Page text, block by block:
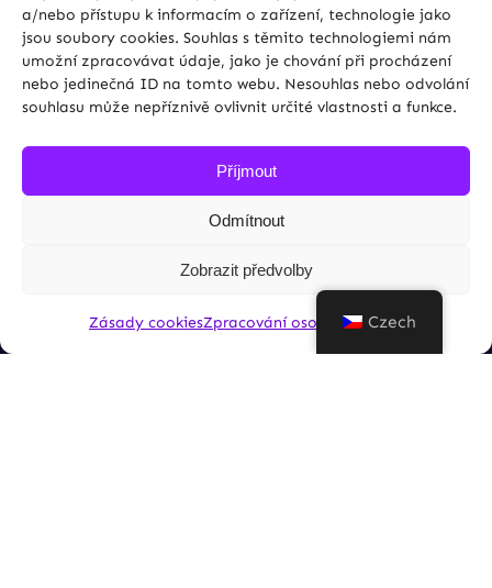
a/nebo přístupu k informacím o zařízení, technologie jako
jsou soubory cookies. Souhlas s těmito technologiemi nám
umožní zpracovávat údaje, jako je chování při procházení
nebo jedinečná ID na tomto webu. Nesouhlas nebo odvolání
souhlasu může nepříznivě ovlivnit určité vlastnosti a funkce.
Příjmout
Odmítnout
Zobrazit předvolby
Zásady cookiesZpracování osobních údajů
Facebook
Instagram
Zásady cookies (EU)
Czech